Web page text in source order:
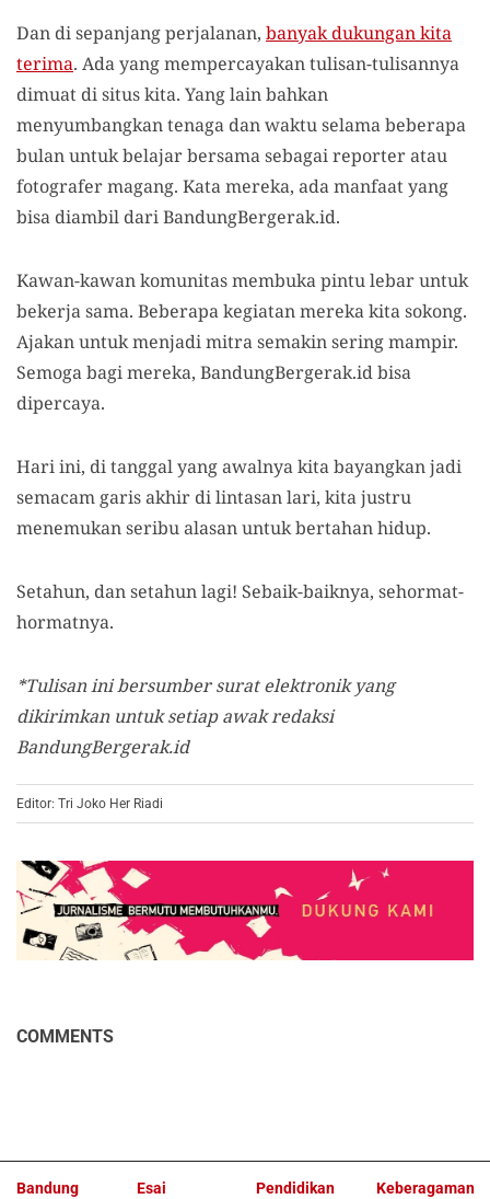
Dan di sepanjang perjalanan, banyak dukungan kita
terima. Ada yang mempercayakan tulisan-tulisannya
dimuat di situs kita. Yang lain bahkan
menyumbangkan tenaga dan waktu selama beberapa
bulan untuk belajar bersama sebagai reporter atau
fotografer magang. Kata mereka, ada manfaat yang
bisa diambil dari BandungBergerak.id.
Kawan-kawan komunitas membuka pintu lebar untuk
bekerja sama. Beberapa kegiatan mereka kita sokong.
Ajakan untuk menjadi mitra semakin sering mampir.
Semoga bagi mereka, BandungBergerak.id bisa
dipercaya.
Hari ini, di tanggal yang awalnya kita bayangkan jadi
semacam garis akhir di lintasan lari, kita justru
menemukan seribu alasan untuk bertahan hidup.
Setahun, dan setahun lagi! Sebaik-baiknya, sehormat-
hormatnya.
*Tulisan ini bersumber surat elektronik yang
dikirimkan untuk setiap awak redaksi
BandungBergerak.id
Editor: Tri Joko Her Riadi
COMMENTS
Bandung Esai Pendidikan Keberagaman